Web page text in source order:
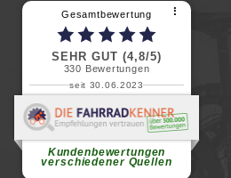
Gesamtbewertung ⠇
SEHR GUT (4,8/5)
330 Bewertungen
seit 30.06.2023
Kundenbewertungen
verschiedener Quellen
Renate H.
Vielen Dank für ein herzliches